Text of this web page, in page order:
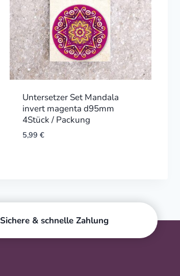
Untersetzer Set Mandala
invert magenta d95mm
4Stück / Packung
5,99 €
Sichere & schnelle Zahlung